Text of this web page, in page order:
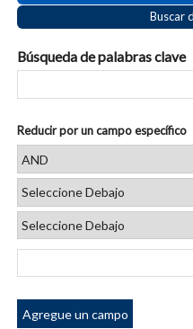
Buscar
Búsqueda de palabras clave
Reducir por un campo específico
Agregue un campo